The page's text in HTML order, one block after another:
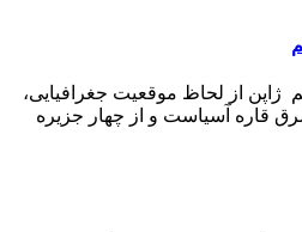
ژاپن از لحاظ موقعیت جغرافیایی،
قاره آسیاست و از چهار جزیره